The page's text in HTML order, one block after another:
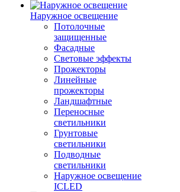
Наружное освещение
Потолочные
защищенные
Фасадные
Световые эффекты
Прожекторы
Линейные
прожекторы
Ландшафтные
Переносные
светильники
Грунтовые
светильники
Подводные
светильники
Наружное освещение
ICLED